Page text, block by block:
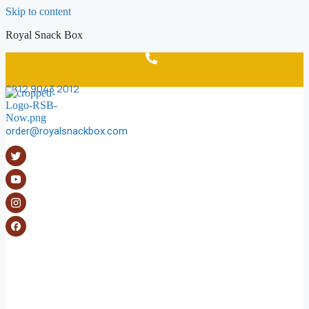
Skip to content
Royal Snack Box
0812 9043 2012
order@royalsnackbox.com